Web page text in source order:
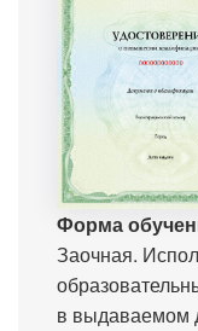
Форма
Заочная.
в выдаваемом